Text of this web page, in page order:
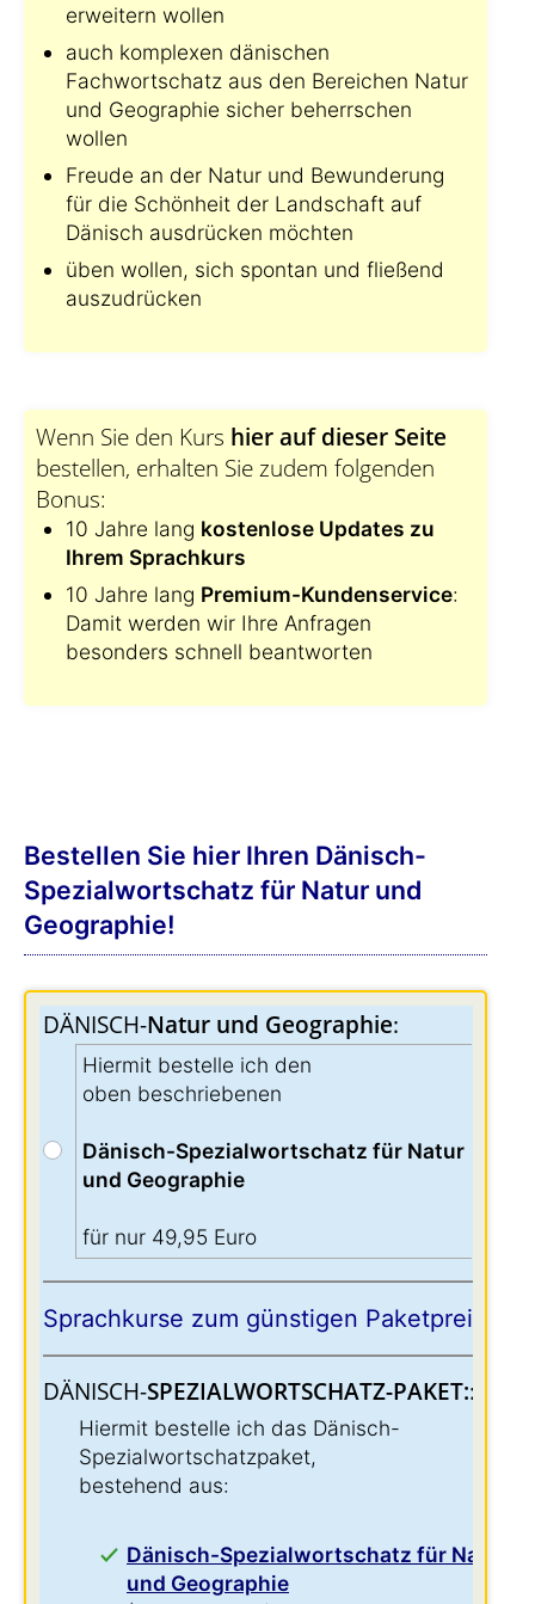
erweitern wollen
auch komplexen dänischen
Fachwortschatz aus den Bereichen Natur
und Geographie sicher beherrschen
wollen
Freude an der Natur und Bewunderung
für die Schönheit der Landschaft auf
Dänisch ausdrücken möchten
üben wollen, sich spontan und fließend
auszudrücken
Wenn Sie den Kurs hier auf dieser Seite
bestellen, erhalten Sie zudem folgenden
Bonus:
10 Jahre lang kostenlose Updates zu
Ihrem Sprachkurs
10 Jahre lang Premium-Kundenservice:
Damit werden wir Ihre Anfragen
besonders schnell beantworten
Bestellen Sie hier Ihren Dänisch-
Spezialwortschatz für Natur und
Geographie!
DÄNISCH-Natur und Geographie:
Hiermit bestelle ich den
oben beschriebenen
Dänisch-Spezialwortschatz für Natur
und Geographie
für nur 49,95 Euro
Sprachkurse zum günstigen Paketpreis:
DÄNISCH-SPEZIALWORTSCHATZ-PAKET::
Hiermit bestelle ich das Dänisch-
Spezialwortschatzpaket,
bestehend aus:
Dänisch-Spezialwortschatz für Natur
und Geographie